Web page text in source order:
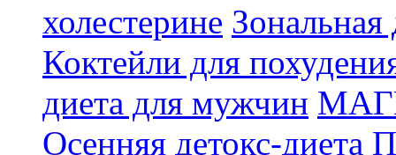
холестерине Зональная
Коктейли для
диета для мужчин
Осенняя детокс-диета